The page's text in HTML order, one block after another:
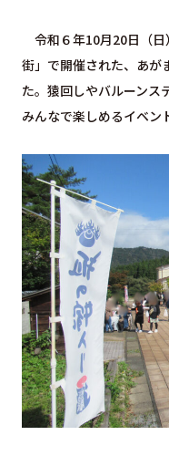
令和６年10月20日（日
街」で開催された、あが
た。猿回しやバルーンス
みんなで楽しめるイベン